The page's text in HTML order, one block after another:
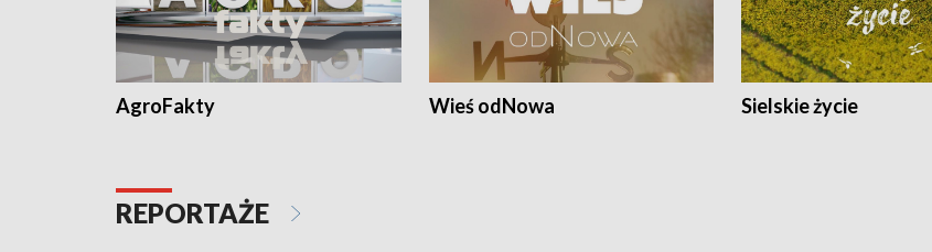
AgroFakty Wieś odNowa Sielskie życie
REPORTAŻE